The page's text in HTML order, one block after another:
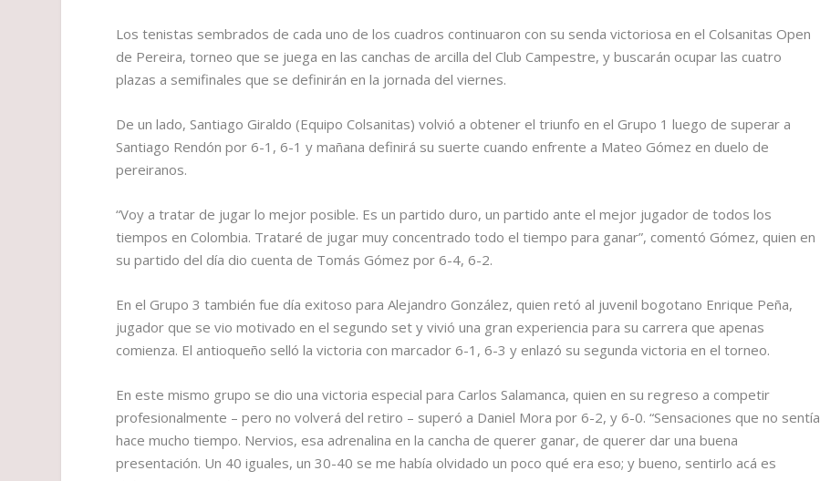
Los tenistas sembrados de cada uno de los cuadros continuaron con su senda victoriosa en el Colsanitas Open
de Pereira, torneo que se juega en las canchas de arcilla del Club Campestre, y buscarán ocupar las cuatro
plazas a semifinales que se definirán en la jornada del viernes.
De un lado, Santiago Giraldo (Equipo Colsanitas) volvió a obtener el triunfo en el Grupo 1 luego de superar a
Santiago Rendón por 6-1, 6-1 y mañana definirá su suerte cuando enfrente a Mateo Gómez en duelo de
pereiranos.
“Voy a tratar de jugar lo mejor posible. Es un partido duro, un partido ante el mejor jugador de todos los
tiempos en Colombia. Trataré de jugar muy concentrado todo el tiempo para ganar”, comentó Gómez, quien en
su partido del día dio cuenta de Tomás Gómez por 6-4, 6-2.
En el Grupo 3 también fue día exitoso para Alejandro González, quien retó al juvenil bogotano Enrique Peña,
jugador que se vio motivado en el segundo set y vivió una gran experiencia para su carrera que apenas
comienza. El antioqueño selló la victoria con marcador 6-1, 6-3 y enlazó su segunda victoria en el torneo.
En este mismo grupo se dio una victoria especial para Carlos Salamanca, quien en su regreso a competir
profesionalmente – pero no volverá del retiro – superó a Daniel Mora por 6-2, y 6-0. “Sensaciones que no sentía
hace mucho tiempo. Nervios, esa adrenalina en la cancha de querer ganar, de querer dar una buena
presentación. Un 40 iguales, un 30-40 se me había olvidado un poco qué era eso; y bueno, sentirlo acá es